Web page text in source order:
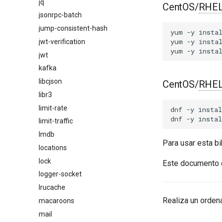
jq
jsonrpc-batch
jump-consistent-hash
jwt-verification
jwt
kafka
libcjson
libr3
limit-rate
limit-traffic
lmdb
locations
lock
logger-socket
lrucache
macaroons
mail
CentOS/
yum -y
yum -y
yum -y
CentOS/
dnf -y
dnf -y
Para usar esta
Este
Realiza un